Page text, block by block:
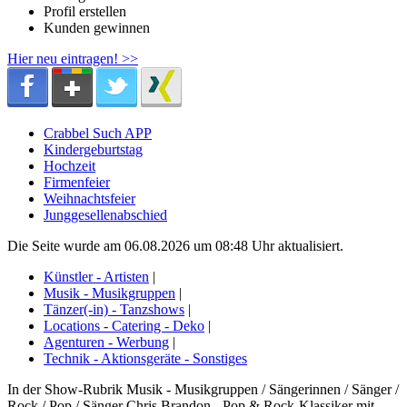
Profil erstellen
Kunden gewinnen
Hier neu eintragen! >>
Crabbel Such APP
Kindergeburtstag
Hochzeit
Firmenfeier
Weihnachtsfeier
Junggesellenabschied
Die Seite wurde am 06.08.2026 um 08:48 Uhr aktualisiert.
Künstler - Artisten |
Musik - Musikgruppen |
Tänzer(-in) - Tanzshows |
Locations - Catering - Deko |
Agenturen - Werbung |
Technik - Aktionsgeräte - Sonstiges
In der Show-Rubrik Musik - Musikgruppen / Sängerinnen / Sänger /